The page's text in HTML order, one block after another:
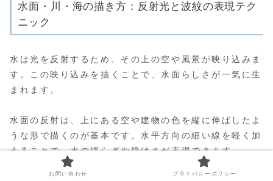
水面・川・海の描き方：反射光と波紋の表現テク
ニック
水は光を反射するため、その上の空や風景が映り込みま
す。この映り込みを描くことで、水面らしさが一気に生
まれます。
水面の反射は、上にある空や建物の色を縦に伸ばしたよ
うな形で描くのが基本です。水平方向の細い線を軽く加
えることで、水の揺らぎや静けさが表現できます。
お問い合わせ プライバシーポリシー